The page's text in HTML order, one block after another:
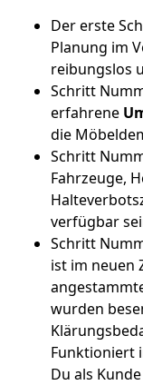
Der erste
Planung im
reibungslos
Schritt
erfahrene
die
Schritt
Fahrzeuge,
verfügbar
Schritt
ist im neuen
wurden
Funktioniert
Du als